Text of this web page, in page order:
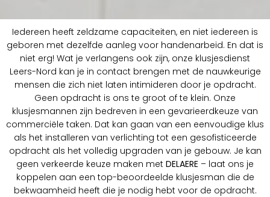
Iedereen heeft zeldzame capaciteiten, en niet iedereen is
geboren met dezelfde aanleg voor handenarbeid. En dat is
niet erg! Wat je verlangens ook zijn, onze klusjesdienst
Leers-Nord kan je in contact brengen met de nauwkeurige
mensen die zich niet laten intimideren door je opdracht.
Geen opdracht is ons te groot of te klein. Onze
klusjesmannen zijn bedreven in een gevarieerdkeuze van
commerciële taken. Dat kan gaan van een eenvoudige klus
als het installeren van verlichting tot een gesofisticeerde
opdracht als het volledig upgraden van je gebouw. Je kan
geen verkeerde keuze maken met DELAERE – laat ons je
koppelen aan een top-beoordeelde klusjesman die de
bekwaamheid heeft die je nodig hebt voor de opdracht.